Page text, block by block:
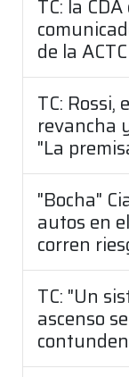
TC: la
de la
TC:
revancha
"La
"Bocha"
autos en
corren
TC: "Un
ascenso